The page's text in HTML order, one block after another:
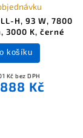
H, 93 W, 7800
3000 K, černé
Kč bez DPH
Kč
košíku